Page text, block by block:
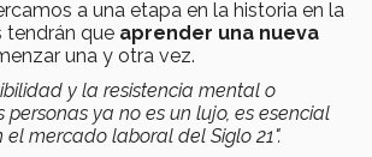
a una etapa en la historia en la
tendrán que aprender una nueva
una y otra vez.
y la resistencia mental o
personas ya no es un lujo, es esencial
el mercado laboral del Siglo 21".